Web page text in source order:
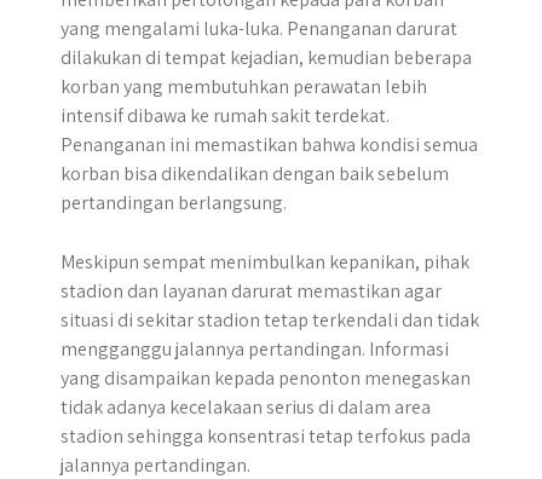
yang mengalami luka-luka. Penanganan darurat
dilakukan di tempat kejadian, kemudian beberapa
korban yang membutuhkan perawatan lebih
intensif dibawa ke rumah sakit terdekat.
Penanganan ini memastikan bahwa kondisi semua
korban bisa dikendalikan dengan baik sebelum
pertandingan berlangsung.
Meskipun sempat menimbulkan kepanikan, pihak
stadion dan layanan darurat memastikan agar
situasi di sekitar stadion tetap terkendali dan tidak
mengganggu jalannya pertandingan. Informasi
yang disampaikan kepada penonton menegaskan
tidak adanya kecelakaan serius di dalam area
stadion sehingga konsentrasi tetap terfokus pada
jalannya pertandingan.